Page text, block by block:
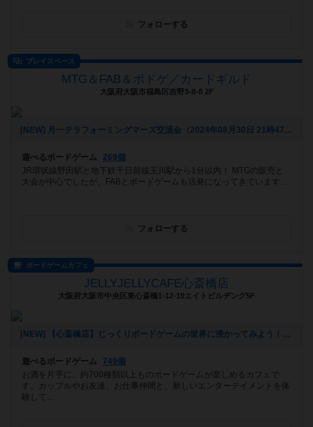
フォローする
プレイスペース
MTG＆FAB＆ボドゲ／カードギルド
大阪府大阪市福島区吉野3-8-8 2F
[NEW] 月一テラフォーミングマーズ交流会（2024年08月30日 21時47分）
遊べるボードゲーム
269個
JR環状線野田駅と地下鉄千日前線玉川駅から1分以内！ MTGの販売と
大会が中心でしたが、FABとボードゲームも活発になってきています...
フォローする
ボードゲームカフェ
JELLYJELLYCAFE心斎橋店
大阪府大阪市中央区東心斎橋1-12-19エイトビルヂング5F
[NEW] 【心斎橋店】じっくりボードゲームの世界に浸かってみよう！平日重ゲー会【テラフォーミング・マーズ】（2024年08月28日 13時22分）
遊べるボードゲーム
749個
お酒を片手に、約700種類以上ものボードゲームが楽しめるカフェで
す。カップルやお友達、お仕事仲間と、新しいエンターテイメントを体
験して...